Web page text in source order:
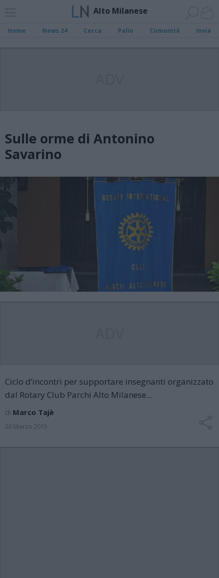
Alto Milanese
Home News 24 Cerca Palio Comunità Invia
Sulle orme di Antonino
Savarino
Ciclo d’incontri per supportare insegnanti organizzato
dal Rotary Club Parchi Alto Milanese...
di Marco Tajè
20 Marzo 2015